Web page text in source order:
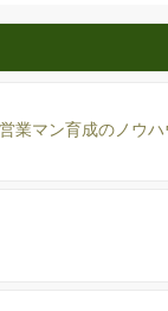
業マン育成のノウハ